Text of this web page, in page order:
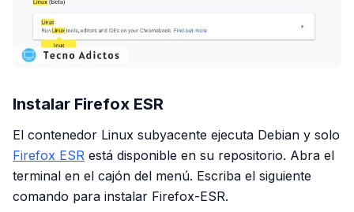
Instalar Firefox ESR
El contenedor Linux subyacente ejecuta Debian y solo
Firefox ESR está disponible en su repositorio. Abra el
terminal en el cajón del menú. Escriba el siguiente
comando para instalar Firefox-ESR.